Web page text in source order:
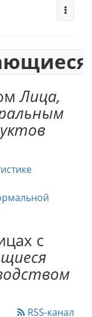
Лица,
с
RSS-канал